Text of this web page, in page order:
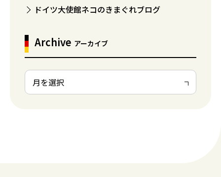
ドイツ大使館ネコのきまぐれブログ
Archive アーカイブ